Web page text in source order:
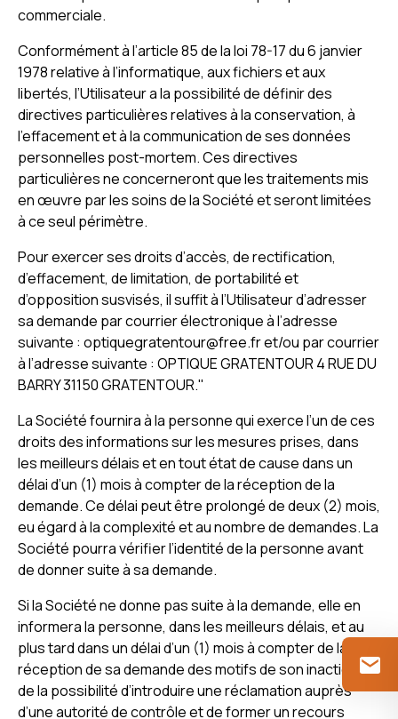
commerciale.
Conformément à l’article 85 de la loi 78-17 du 6 janvier
1978 relative à l’informatique, aux fichiers et aux
libertés, l’Utilisateur a la possibilité de définir des
directives particulières relatives à la conservation, à
l’effacement et à la communication de ses données
personnelles post-mortem. Ces directives
particulières ne concerneront que les traitements mis
en œuvre par les soins de la Société et seront limitées
à ce seul périmètre.
Pour exercer ses droits d’accès, de rectification,
d’effacement, de limitation, de portabilité et
d’opposition susvisés, il suffit à l’Utilisateur d’adresser
sa demande par courrier électronique à l’adresse
suivante : optiquegratentour@free.fr et/ou par courrier
à l’adresse suivante : OPTIQUE GRATENTOUR 4 RUE DU
BARRY 31150 GRATENTOUR."
La Société fournira à la personne qui exerce l’un de ces
droits des informations sur les mesures prises, dans
les meilleurs délais et en tout état de cause dans un
délai d’un (1) mois à compter de la réception de la
demande. Ce délai peut être prolongé de deux (2) mois,
eu égard à la complexité et au nombre de demandes. La
Société pourra vérifier l’identité de la personne avant
de donner suite à sa demande.
Si la Société ne donne pas suite à la demande, elle en
informera la personne, dans les meilleurs délais, et au
plus tard dans un délai d’un (1) mois à compter de la
réception de sa demande des motifs de son inaction et
de la possibilité d’introduire une réclamation auprès
d’une autorité de contrôle et de former un recours